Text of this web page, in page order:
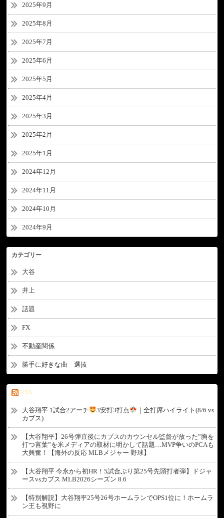
2025年9月
2025年8月
2025年7月
2025年6月
2025年5月
2025年4月
2025年3月
2025年2月
2025年1月
2024年12月
2024年11月
2024年10月
2024年9月
カテゴリー
大谷
井上
話題
FX
不動産関係
勝手に好きな曲 選抜
RSS
大谷翔平 1試合2アーチ 3安打3打点
｜全打席ハイライト(8/6 vs
カブス)
【大谷翔平】26号弾直後にカブスのカウンセル監督が放った”胸を
打つ言葉”を米メディアの取材に明かして話題…MVP争いのPCAも
大興奮！【海外の反応 MLBメジャー 野球】
【大谷翔平 今永から初HR！5試合ぶり第25号先頭打者弾】ドジャ
ースvsカブス MLB2026シーズン 8.6
【特別解説】大谷翔平25号26号ホームランでOPS1位に！ホームラ
ン王も視野に